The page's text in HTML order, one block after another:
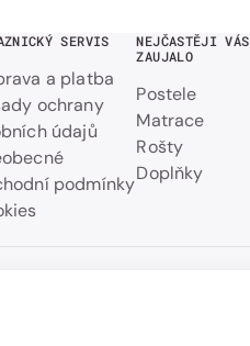
SERVIS
a platba
ochrany
údajů
podmínky
NEJČASTĚJI VÁS
ZAUJALO
Postele
Matrace
Rošty
Doplňky